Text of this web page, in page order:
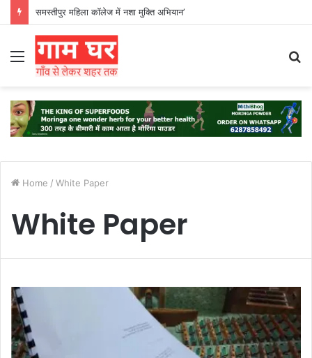
समस्तीपुर महिला कॉलेज में नशा मुक्ति अभियान’
Menu
Home / White Paper
White Paper